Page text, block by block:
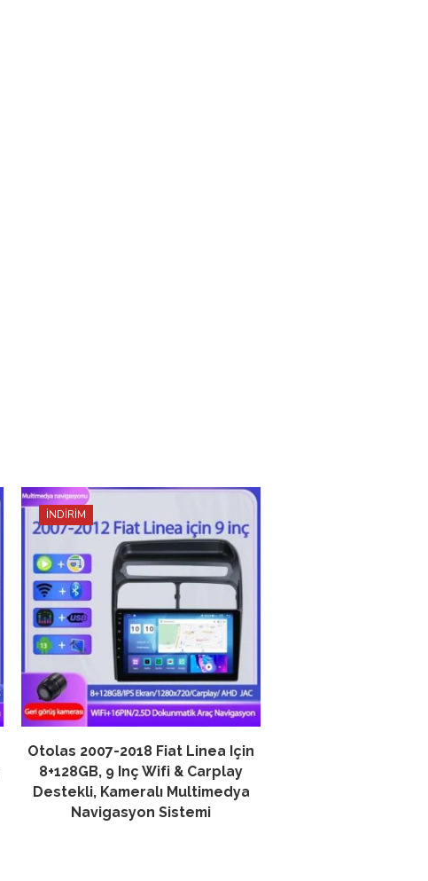
İNDİRİM
Otolas 2007-2018 Fiat Linea Için
8+128GB, 9 Inç Wifi & Carplay
Destekli, Kameralı Multimedya
Navigasyon Sistemi